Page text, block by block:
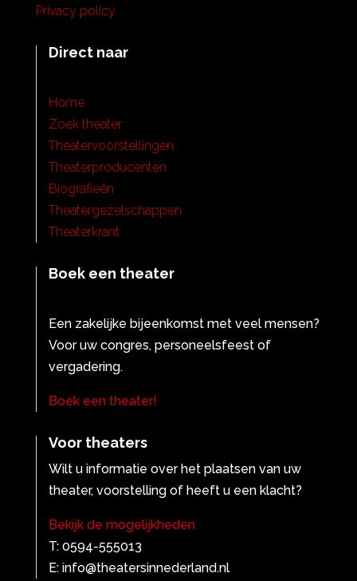
Privacy policy
Direct naar
Home
Zoek theater
Theatervoorstellingen
Theaterproducenten
Biografieën
Theatergezelschappen
Theaterkrant
Boek een theater
Een zakelijke bijeenkomst met veel mensen?
Voor uw congres, personeelsfeest of
vergadering.
Boek een theater!
Voor theaters
Wilt u informatie over het plaatsen van uw
theater, voorstelling of heeft u een klacht?
Bekijk de mogelijkheden
T: 0594-555013
E: info@theatersinnederland.nl